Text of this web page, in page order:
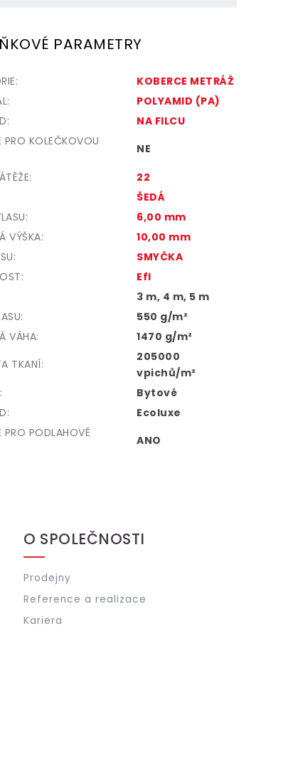
PARAMETRY
:
KOBERCE METRÁŽ
:
POLYAMID (PA)
:
NA FILCU
PRO KOLEČKOVOU
NE
:
22
ŠEDÁ
:
6,00 mm
VÝŠKA:
10,00 mm
:
SMYČKA
:
Efl
3 m, 4 m, 5 m
:
550 g/m²
VÁHA:
1470 g/m²
TKANÍ:
205000
vpichů/m²
:
Bytové
:
Ecoluxe
PRO PODLAHOVÉ
ANO
O SPOLEČNOSTI
Prodejny
Reference a realizace
Kariera